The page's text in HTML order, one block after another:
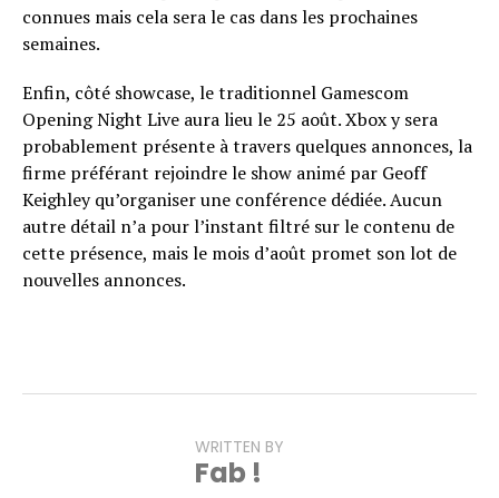
connues mais cela sera le cas dans les prochaines
semaines.
Enfin, côté showcase, le traditionnel Gamescom
Opening Night Live aura lieu le 25 août. Xbox y sera
probablement présente à travers quelques annonces, la
firme préférant rejoindre le show animé par Geoff
Keighley qu’organiser une conférence dédiée. Aucun
autre détail n’a pour l’instant filtré sur le contenu de
cette présence, mais le mois d’août promet son lot de
nouvelles annonces.
WRITTEN BY
Fab !